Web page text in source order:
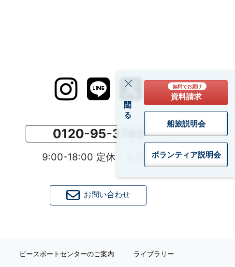
閉じる
無料でお届け
資料請求
船旅説明会
ボランティア説明会
0120-95-3740
9:00-18:00 定休：土日祝
お問い合わせ
ピースボートセンターのご案内 ライブラリー